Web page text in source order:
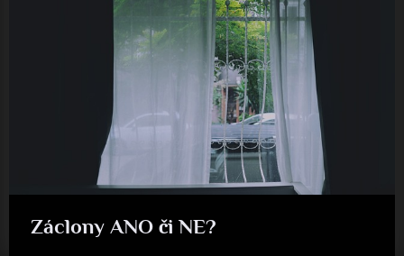
Záclony ANO či NE?